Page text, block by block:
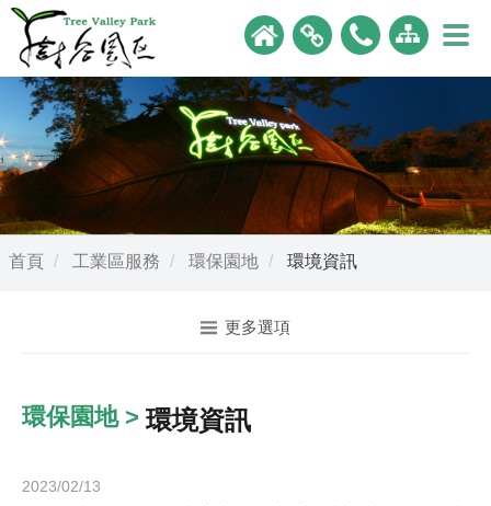
首頁 工業區服務 環保園地 環境資訊
更多選項
環保園地 > 環境資訊
2023/02/13